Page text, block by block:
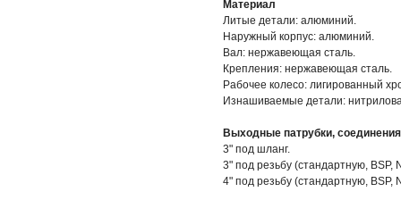
Материал
Литые детали: алюминий.
Наружный корпус: алюминий.
Вал: нержавеющая сталь.
Крепления: нержавеющая сталь.
Рабочее колесо: лигированный
Изнашиваемые детали:
Выходные патрубки, соединения
3" под шланг.
3" под резьбу (стандартную, BSP,
4" под резьбу (стандартную, BSP,